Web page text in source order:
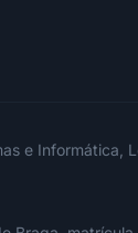
e Informática,